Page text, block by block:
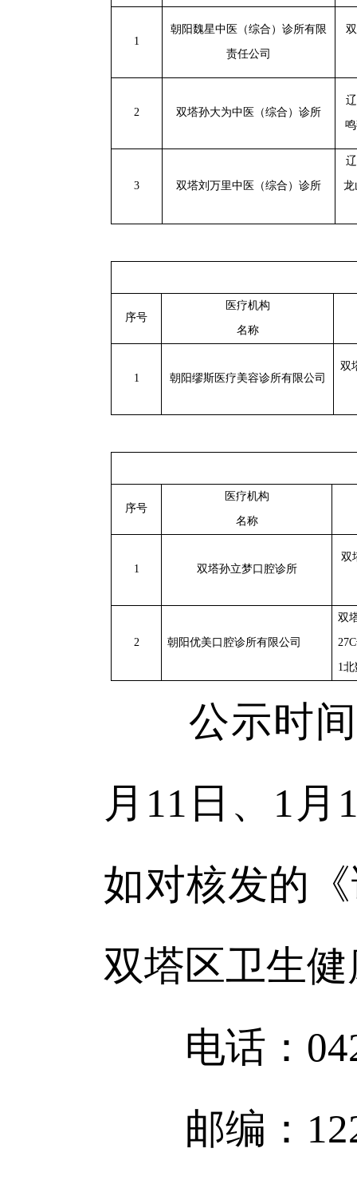
1
朝阳魏星中医（综合）诊所有限
责任公司
2 双塔孙大为中医（综合）诊所
3 双塔刘万里中医（综合）诊所 龙
序号
医疗机构
名称
1 朝阳缪斯医疗美容诊所有限公司
双
序号
医疗机构
名称
1 双塔孙立梦口腔诊所
双
2 朝阳优美口腔诊所有限公司
双
1
公示时间
月11日、1
如对核发的
双塔区卫生
电话：
邮编：